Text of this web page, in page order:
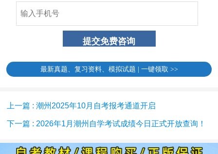
最新真题、复习资料、模拟试题 | 一键领取 >>
上一篇 : 潮州2025年10月自考报考通道开启
下一篇 : 2026年1月潮州自学考试成绩今日正式开放查询！